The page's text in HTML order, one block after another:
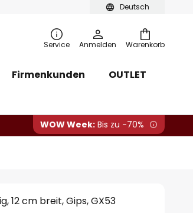
Deutsch
Warenkorb
Service Anmelden
Firmenkunden
OUTLET
WOW Week: Bis zu -70%
12 cm breit, Gips, GX53